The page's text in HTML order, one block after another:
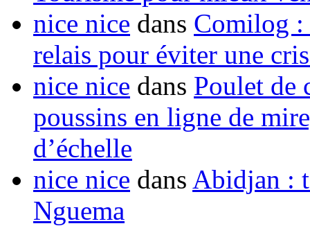
nice nice dans Comilog :
relais pour éviter une
nice nice dans Poulet de
poussins en ligne de
d’échelle
nice nice dans Abidjan :
Nguema